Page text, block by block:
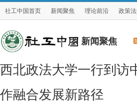
社工中国首页 新闻聚焦 理论前沿 政策
新闻聚焦
西北政法大学一行到访
作融合发展新路径